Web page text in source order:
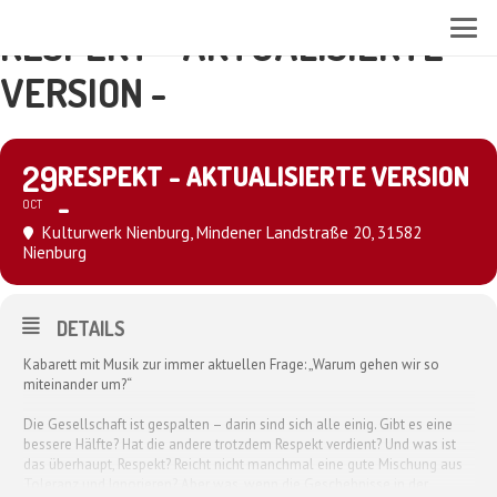
RESPEKT - AKTUALISIERTE
VERSION -
29
OCT
RESPEKT - AKTUALISIERTE VERSION
-
Kulturwerk Nienburg, Mindener Landstraße 20, 31582
Nienburg
DETAILS
Kabarett mit Musik zur immer aktuellen Frage: „Warum gehen wir so
miteinander um?“
Die Gesellschaft ist gespalten – darin sind sich alle einig. Gibt es eine
bessere Hälfte? Hat die andere trotzdem Respekt verdient? Und was ist
das überhaupt, Respekt? Reicht nicht manchmal eine gute Mischung aus